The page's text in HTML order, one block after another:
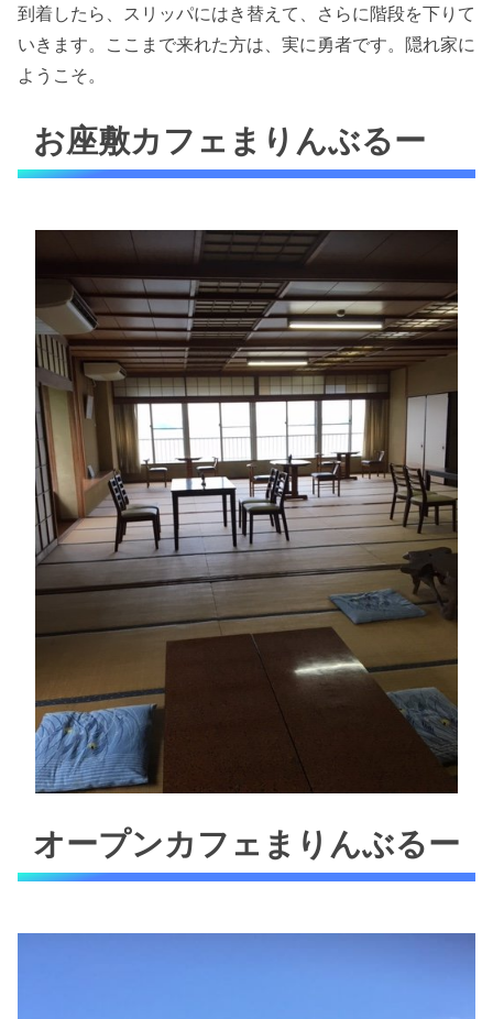
到着したら、スリッパにはき替えて、さらに階段を下りて
いきます。ここまで来れた方は、実に勇者です。隠れ家に
ようこそ。
お座敷カフェまりんぶるー
オープンカフェまりんぶるー